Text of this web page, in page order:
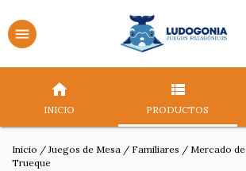
INICIO PRODUCTOS
Inicio / Juegos de Mesa / Familiares / Mercado de
Trueque